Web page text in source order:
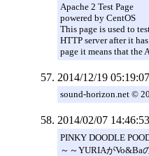
Apache 2 Test Page
powered by CentOS
This page is used to
HTTP server after it
page it means that the
2014/12/19 05:19:07
sound-horizon.net ©
2014/02/07 14:46:53
PINKY DOODLE
～～YURIAがVo&Ba